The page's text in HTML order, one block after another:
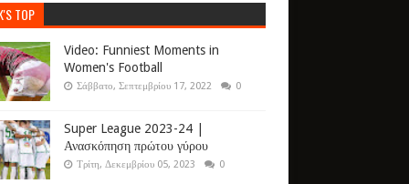
TOP
Video: Funniest Moments in
Women's Football
Σάββατο, Σεπτεμβρίου 17, 2022 0
Super League 2023-24 |
Ανασκόπηση πρώτου γύρου
Τρίτη, Δεκεμβρίου 05, 2023 0